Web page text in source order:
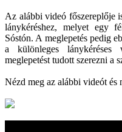
Az alábbi videó főszereplője
lánykéréshez, melyet egy
Sóstón. A meglepetés pedig
a különleges
meglepetést tudott szerezni a
Nézd meg az alábbi videót és